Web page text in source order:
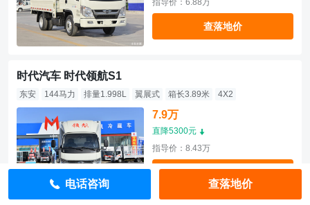
指导价：6.88万
查落地价
时代汽车 时代领航S1
东安 144马力 排量1.998L 翼展式 箱长3.89米 4X2
7.9万
直降5300元
指导价：8.43万
查落地价
电话咨询 查落地价